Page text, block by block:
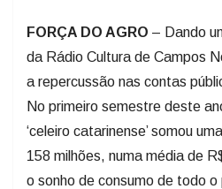
FORÇA DO AGRO – Dando
da Rádio Cultura de Campos
a repercussão nas contas
No primeiro semestre deste
‘celeiro catarinense’ somou
158 milhões, numa média de
o sonho de consumo de todo